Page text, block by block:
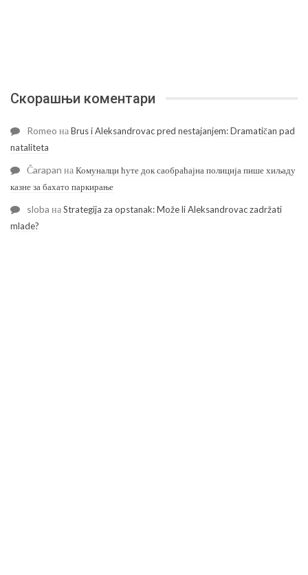
Скорашњи коментари
Romeo наBrus i Aleksandrovac pred nestajanjem: Dramatičan pad
nataliteta
Čarapan наКомуналци ћуте док саобраћајна полиција пише хиљаду
казне за бахато паркирање
sloba наStrategija za opstanak: Može li Aleksandrovac zadržati
mlade?